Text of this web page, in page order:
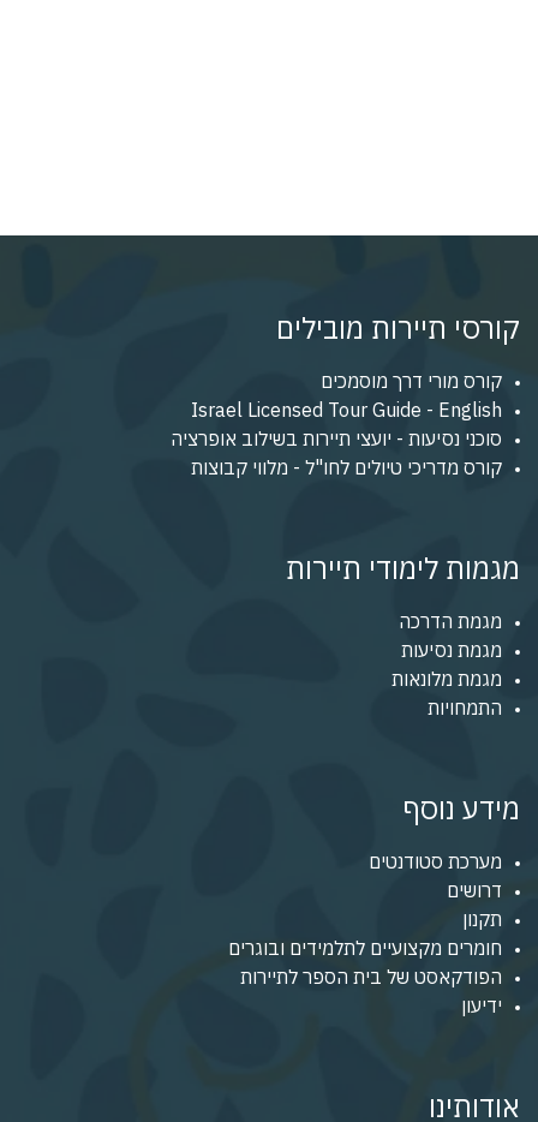
קורסי תיירות מובילים
קורס מורי דרך מוסמכים
Israel Licensed Tour Guide - English
סוכני נסיעות - יועצי תיירות בשילוב אופרציה
קורס מדריכי טיולים לחו"ל - מלווי קבוצות
מגמות לימודי תיירות
מגמת הדרכה
מגמת נסיעות
מגמת מלונאות
התמחויות
מידע נוסף
מערכת סטודנטים
דרושים
תקנון
חומרים מקצועיים לתלמידים ובוגרים
הפודקאסט של בית הספר לתיירות
ידיעון
אודותינו